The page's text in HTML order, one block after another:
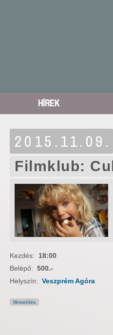
HÍREK
2015.11.09.
Filmklub:
Kezdés: 18:00
Belépő: 500.-
Helyszín: Veszprém Agóra
filmvetítés